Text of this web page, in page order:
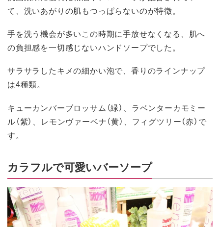
て、洗いあがりの肌もつっぱらないのが特徴。
手を洗う機会が多いこの時期に手放せなくなる、肌へ
の負担感を一切感じないハンドソープでした。
サラサラしたキメの細かい泡で、香りのラインナップ
は4種類。
キューカンバーブロッサム（緑）、ラベンターカモミー
ル（紫）、レモンヴァーベナ（黄）、フィグツリー（赤）で
す。
カラフルで可愛いバーソープ